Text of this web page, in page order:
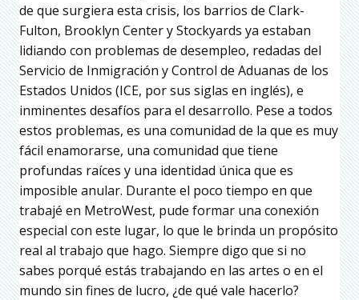
de que surgiera esta crisis, los barrios de Clark-
Fulton, Brooklyn Center y Stockyards ya estaban
lidiando con problemas de desempleo, redadas del
Servicio de Inmigración y Control de Aduanas de los
Estados Unidos (ICE, por sus siglas en inglés), e
inminentes desafíos para el desarrollo. Pese a todos
estos problemas, es una comunidad de la que es muy
fácil enamorarse, una comunidad que tiene
profundas raíces y una identidad única que es
imposible anular. Durante el poco tiempo en que
trabajé en MetroWest, pude formar una conexión
especial con este lugar, lo que le brinda un propósito
real al trabajo que hago. Siempre digo que si no
sabes porqué estás trabajando en las artes o en el
mundo sin fines de lucro, ¿de qué vale hacerlo?